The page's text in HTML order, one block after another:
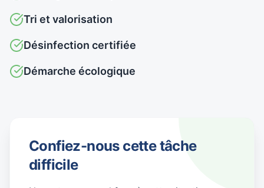
Tri et valorisation
Désinfection certifiée
Démarche écologique
Confiez-nous cette tâche
difficile